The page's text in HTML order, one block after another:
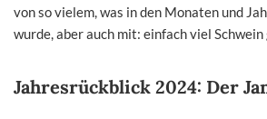
von so vielem, was in den Monaten und
wurde, aber auch mit: einfach viel Schwein
Jahresrückblick 2024: Der